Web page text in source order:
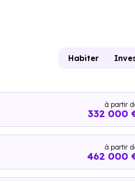
Habiter
à partir
332 000
à partir
462 000